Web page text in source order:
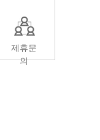
제휴문
의